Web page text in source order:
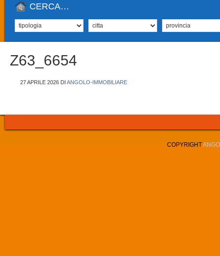
CERCA…
Z63_6654
27 APRILE 2026 DI ANGOLO-IMMOBILIARE
COPYRIGHT